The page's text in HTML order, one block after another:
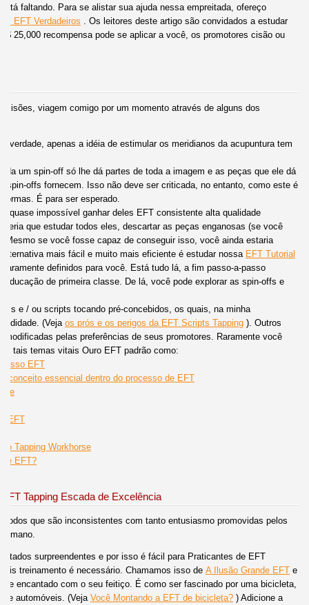
faltando. Para se alistar sua ajuda nessa empreitada, ofereço
EFT Verdadeiros . Os leitores deste artigo são convidados a estudar
25,000 recompensa pode se aplicar a você, os promotores cisão ou
cisões, viagem comigo por um momento através de alguns dos
verdade, apenas a idéia de estimular os meridianos da acupuntura tem
um spin-off só lhe dá partes de toda a imagem e as peças que ele dá
spin-offs fornecem. Isso não deve ser criticada, no entanto, como este é
É para ser esperado.
quase impossível ganhar deles EFT consistente alta qualidade
teria que estudar todos eles, descartar as peças enganosas (se você
Mesmo se você fosse capaz de conseguir isso, você ainda estaria
mais fácil e muito mais eficiente é estudar nossa EFT Tutorial
definidos para você. Está tudo lá, a fim passo-a-passo
de primeira classe. De lá, você pode explorar as spin-offs e
e / ou scripts tocando pré-concebidos, os quais, na minha
(Vejaos prós e os perigos da EFT Scripts Tapping ). Outros
pelas preferências de seus promotores. Raramente você
tais temas vitais Ouro EFT padrão como:
EFT
conceito essencial dentro do processo de EFT
EFT
Tapping Workhorse
EFT?
Tapping Escada de Excelência
que são inconsistentes com tanto entusiasmo promovidas pelos
surpreendentes e por isso é fácil para Praticantes de EFT
treinamento é necessário. Chamamos isso deA Ilusão Grande EFT e
encantado com o seu feitiço. É como ser fascinado por uma bicicleta,
e automóveis. (VejaVocê Montando a EFT de bicicleta? ) Adicione a